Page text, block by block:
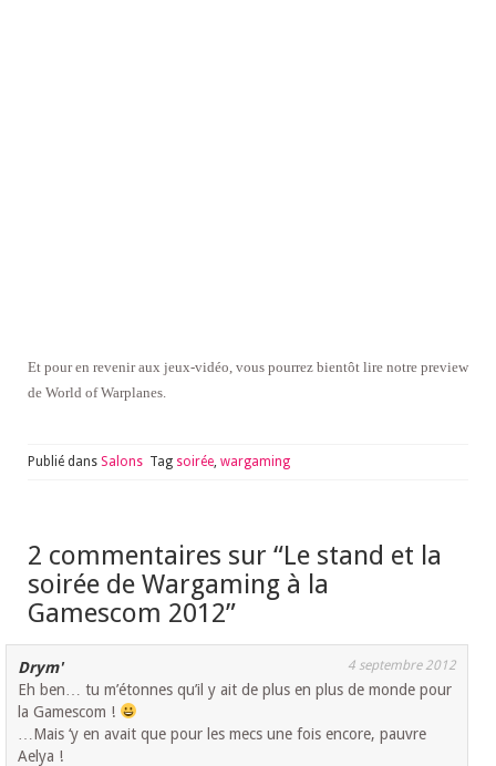
Et pour en revenir aux jeux-vidéo, vous pourrez bientôt lire notre preview
de World of Warplanes.
Publié dans Salons Tag soirée wargaming
2 commentaires sur “Le stand et la
soirée de Wargaming à la
Gamescom 2012”
Drym' 4 septembre 2012
Eh ben… tu m’étonnes qu’il y ait de plus en plus de monde pour
la Gamescom !
…Mais ‘y en avait que pour les mecs une fois encore, pauvre
Aelya !